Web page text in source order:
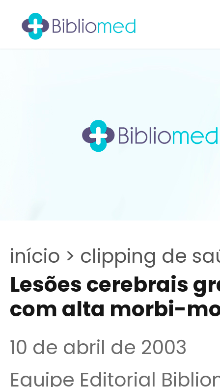
início > clipping de
Lesões cerebrais
com alta morbi-
10 de abril de 2003
Equipe Editorial